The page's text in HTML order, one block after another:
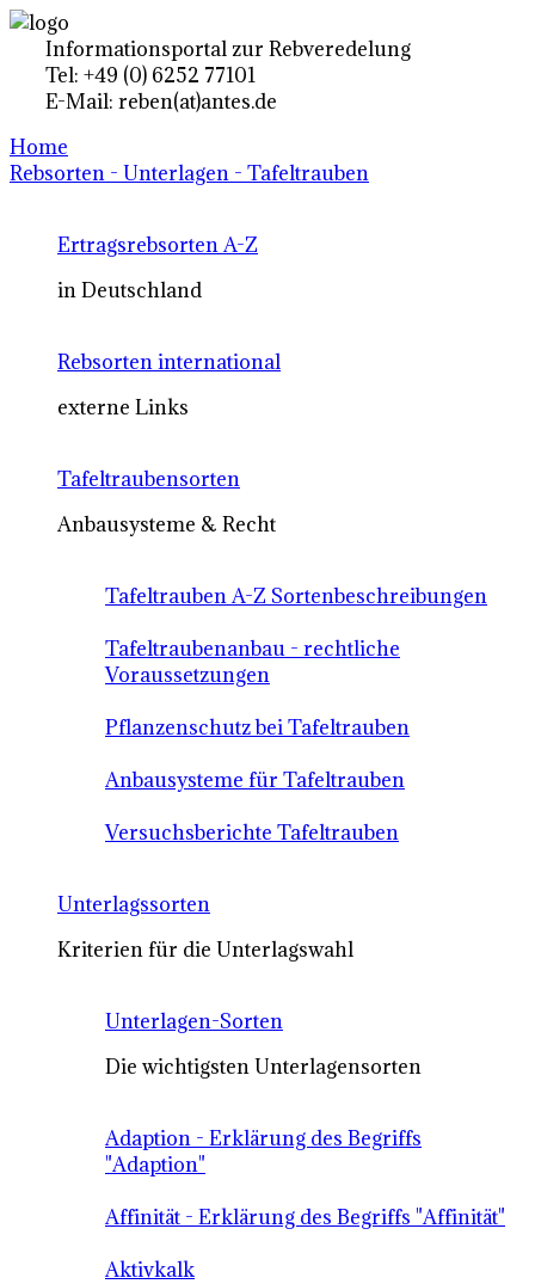
Informationsportal zur Rebveredelung
Tel: +49 (0) 6252 77101
E-Mail: reben(at)antes.de
Home
Rebsorten - Unterlagen - Tafeltrauben
Ertragsrebsorten A-Z
in Deutschland
Rebsorten international
externe Links
Tafeltraubensorten
Anbausysteme & Recht
Tafeltrauben A-Z Sortenbeschreibungen
Tafeltraubenanbau - rechtliche
Voraussetzungen
Pflanzenschutz bei Tafeltrauben
Anbausysteme für Tafeltrauben
Versuchsberichte Tafeltrauben
Unterlagssorten
Kriterien für die Unterlagswahl
Unterlagen-Sorten
Die wichtigsten Unterlagensorten
Adaption - Erklärung des Begriffs
"Adaption"
Affinität - Erklärung des Begriffs "Affinität"
Aktivkalk